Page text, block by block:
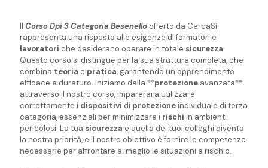
Il Corso Dpi 3 Categoria Besenello offerto da CercaSì
rappresenta una risposta alle esigenze di formatori e
lavoratori che desiderano operare in totale sicurezza.
Questo corso si distingue per la sua struttura completa, che
combina teoria e pratica, garantendo un apprendimento
efficace e duraturo. Iniziamo dalla **protezione avanzata**:
attraverso il nostro corso, imparerai a utilizzare
correttamente i dispositivi di protezioneindividuale di terza
categoria, essenziali per minimizzare i rischi in ambienti
pericolosi. La tua sicurezza e quella dei tuoi colleghi diventa
la nostra priorità, e il nostro obiettivo è fornire le competenze
necessarie per affrontare al meglio le situazioni a rischio.